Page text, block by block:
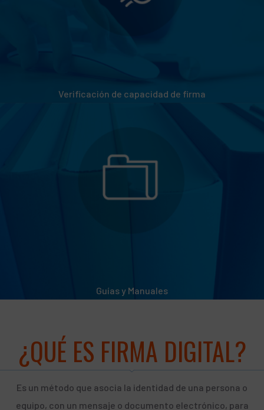
Verificación de capacidad de firma
Guías y Manuales
¿QUÉ ES FIRMA DIGITAL?
Es un método que asocia la identidad de una persona o
equipo, con un mensaje o documento electrónico, para